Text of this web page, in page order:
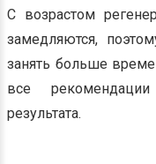
С возрастом
замедляются,
занять больше
все
результата.